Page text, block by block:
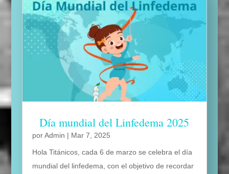
Día mundial del Linfedema 2025
porAdmin | Mar 7, 2025
Hola Titánicos, cada 6 de marzo se celebra el día
mundial del linfedema, con el objetivo de recordar